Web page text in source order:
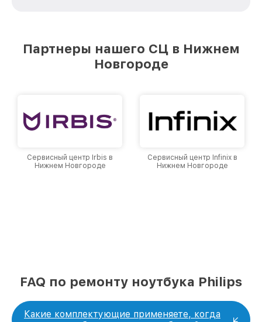
лучшим сервисным центром Philips в городе
Нижнем Новгороде, постоянно повышая
Партнеры нашего СЦ в Нижнем
Новгороде
Сервисный центр Irbis в
Нижнем Новгороде
Сервисный центр Infinix в
Нижнем Новгороде
FAQ по ремонту ноутбука Philips
Какие комплектующие применяете, когда